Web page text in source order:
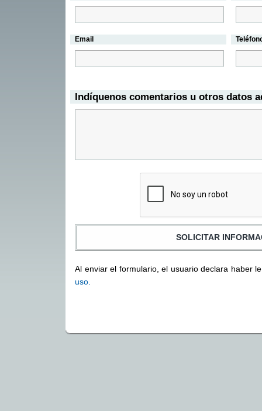
Email
Indíquenos comentarios u otros datos
Al enviar el formulario, el usuario declara haber
uso.